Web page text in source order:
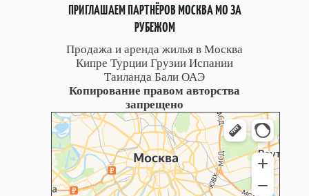
ПРИГЛАШАЕМ ПАРТНЁРОВ МОСКВА МО ЗА
РУБЕЖОМ
Продажа и аренда жилья в Москва
Кипре Турции Грузии Испании
Таиланда Бали ОАЭ
Копирование правом авторства
запрещено